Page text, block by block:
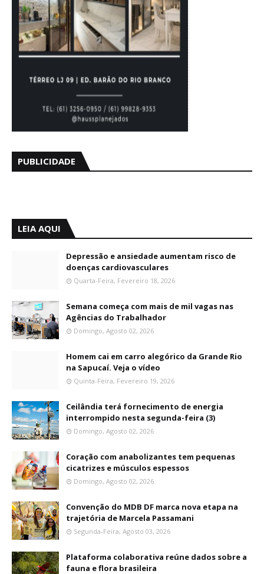
PUBLICIDADE
LEIA AQUI
Depressão e ansiedade aumentam risco de
doenças cardiovasculares
Quarta-Feira, Fevereiro 18, 2026
Semana começa com mais de mil vagas nas
Agências do Trabalhador
Domingo, Agosto 02, 2026
Homem cai em carro alegórico da Grande Rio
na Sapucaí. Veja o vídeo
Quinta-Feira, Fevereiro 19, 2026
Ceilândia terá fornecimento de energia
interrompido nesta segunda-feira (3)
Domingo, Agosto 02, 2026
Coração com anabolizantes tem pequenas
cicatrizes e músculos espessos
Domingo, Agosto 02, 2026
Convenção do MDB DF marca nova etapa na
trajetória de Marcela Passamani
Segunda-Feira, Agosto 03, 2026
Plataforma colaborativa reúne dados sobre a
fauna e flora brasileira